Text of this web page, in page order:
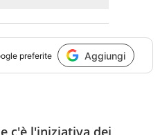
preferite Aggiungi
c'è l'iniziativa dei